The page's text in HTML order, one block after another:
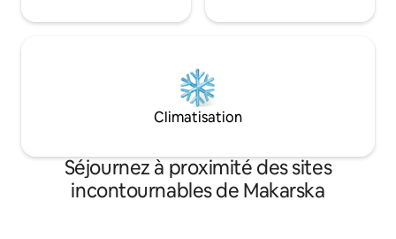
Climatisation
Séjournez à proximité des sites
incontournables de Makarska